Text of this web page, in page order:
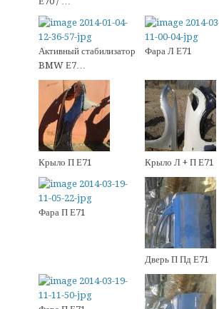
Активный стабилизатор
BMW Е7…
Фара Л Е71
Крыло П Е71 Крыло Л + П Е71
Фара П Е71
Дверь П Пд Е71